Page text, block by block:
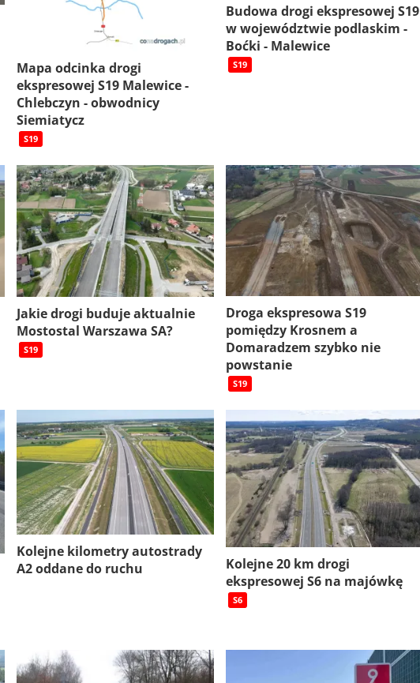
Mapa odcinka drogi
ekspresowej S19 Malewice -
Chlebczyn - obwodnicy
Siemiatycz
S19
Budowa drogi ekspresowej S19
w województwie podlaskim -
Boćki - Malewice
S19
Jakie drogi buduje aktualnie
Mostostal Warszawa SA?
S19
Droga ekspresowa S19
pomiędzy Krosnem a
Domaradzem szybko nie
powstanie
S19
Kolejne kilometry autostrady
A2 oddane do ruchu
Kolejne 20 km drogi
ekspresowej S6 na majówkę
S6